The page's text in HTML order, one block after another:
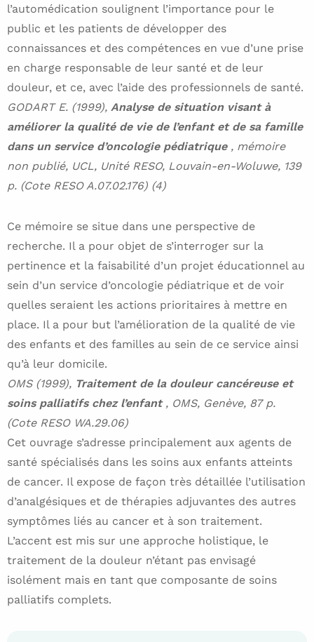
l’automédication soulignent l’importance pour le
public et les patients de développer des
connaissances et des compétences en vue d’une prise
en charge responsable de leur santé et de leur
douleur, et ce, avec l’aide des professionnels de santé.
GODART E. (1999), Analyse de situation visant à
améliorer la qualité de vie de l’enfant et de sa famille
dans un service d’oncologie pédiatrique , mémoire
non publié, UCL, Unité RESO, Louvain-en-Woluwe, 139
p. (Cote RESO A.07.02.176) (4)
Ce mémoire se situe dans une perspective de
recherche. Il a pour objet de s’interroger sur la
pertinence et la faisabilité d’un projet éducationnel au
sein d’un service d’oncologie pédiatrique et de voir
quelles seraient les actions prioritaires à mettre en
place. Il a pour but l’amélioration de la qualité de vie
des enfants et des familles au sein de ce service ainsi
qu’à leur domicile.
OMS (1999), Traitement de la douleur cancéreuse et
soins palliatifs chez l’enfant , OMS, Genève, 87 p.
(Cote RESO WA.29.06)
Cet ouvrage s’adresse principalement aux agents de
santé spécialisés dans les soins aux enfants atteints
de cancer. Il expose de façon très détaillée l’utilisation
d’analgésiques et de thérapies adjuvantes des autres
symptômes liés au cancer et à son traitement.
L’accent est mis sur une approche holistique, le
traitement de la douleur n’étant pas envisagé
isolément mais en tant que composante de soins
palliatifs complets.